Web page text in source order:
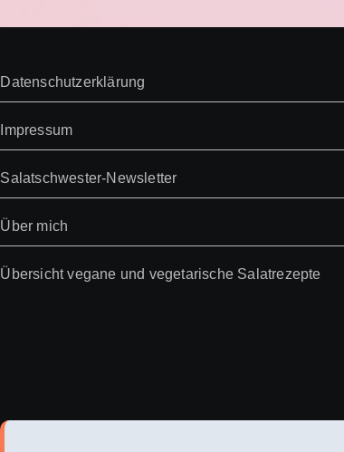
Datenschutzerklärung
Impressum
Salatschwester-Newsletter
Über mich
Übersicht vegane und vegetarische Salatrezepte